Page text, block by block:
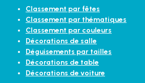
Classement par fêtes
Classement par thématiques
Classement par couleurs
Décorations de salle
Déguisements par tailles
Décorations de table
Décorations de voiture